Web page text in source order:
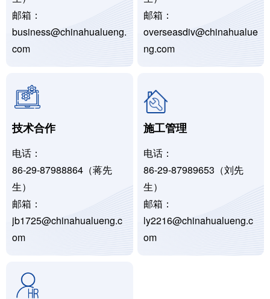
邮箱：
overseasdiv@chinahualue
ng.com
邮箱：
business@chinahualueng.
com
施工管理
电话：
86-29-87989653（刘先
生）
邮箱：
ly2216@chinahualueng.c
om
技术合作
电话：
86-29-87988864（蒋先
生）
邮箱：
jb1725@chinahualueng.c
om